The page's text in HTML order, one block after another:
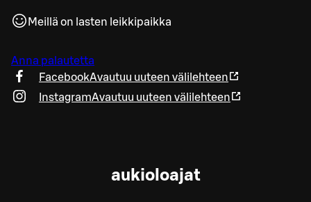
Meillä on lasten leikkipaikka
Anna palautetta
FacebookAvautuu uuteen välilehteen
InstagramAvautuu uuteen välilehteen
aukioloajat